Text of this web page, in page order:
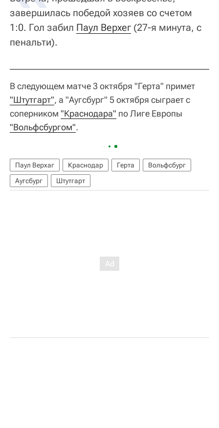
завершилась победой хозяев со счетом
1:0. Гол забил Паул Верхег (27-я минута, с
пенальти).
В следующем матче 3 октября "Герта" примет
"Штутгарт", а "Аугсбург" 5 октября сыграет с
соперником "Краснодара" по Лиге Европы
"Вольфсбургом".
Паул Верхаг Краснодар Герта
Вольфсбург
Аугсбург
Штутгарт